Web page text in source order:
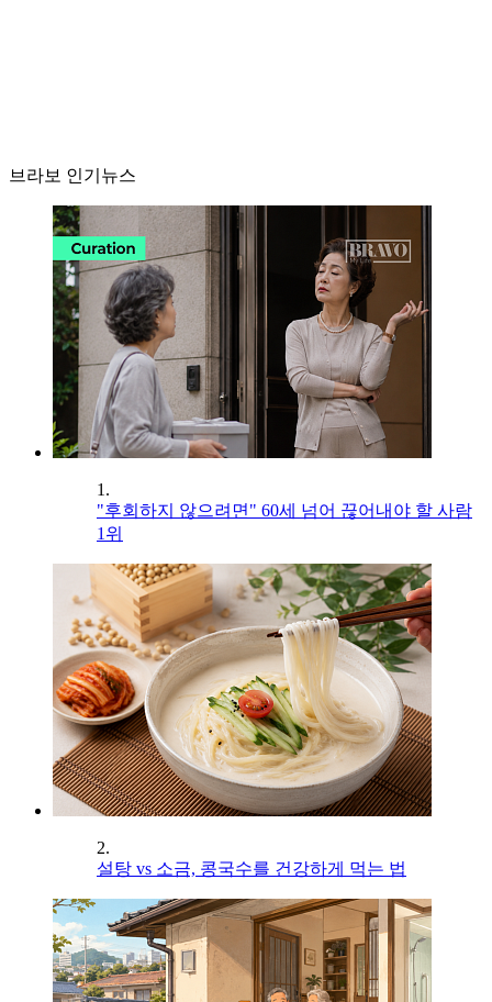
브라보 인기뉴스
1.
"후회하지 않으려면" 60세 넘어 끊어내야 할 사람
1위
2.
설탕 vs 소금, 콩국수를 건강하게 먹는 법